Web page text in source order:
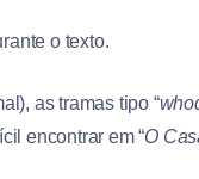
o texto.
as tramas tipo “
encontrar em “O